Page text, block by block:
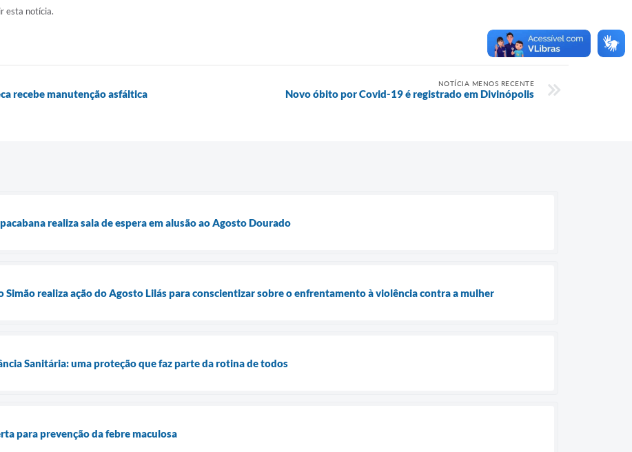
esta notícia.
recebe manutenção asfáltica
NOTÍCIA MENOS RECENTE
Novo óbito por Covid-19 é registrado em Divinópolis
realiza sala de espera em alusão ao Agosto Dourado
Simão realiza ação do Agosto Lilás para conscientizar sobre o enfrentamento à violência contra a mulher
Sanitária: uma proteção que faz parte da rotina de todos
para prevenção da febre maculosa